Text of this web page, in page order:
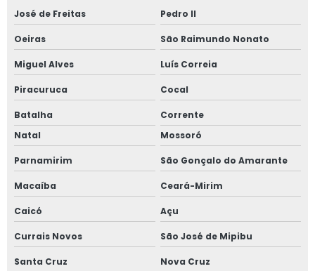
José de Freitas Pedro II
Oeiras São Raimundo Nonato
Miguel Alves Luís Correia
Piracuruca Cocal
Batalha
Corrente
Natal
Mossoró
Parnamirim São Gonçalo do Amarante
Macaíba Ceará-Mirim
Caicó Açu
Currais Novos São José de Mipibu
Santa Cruz Nova Cruz